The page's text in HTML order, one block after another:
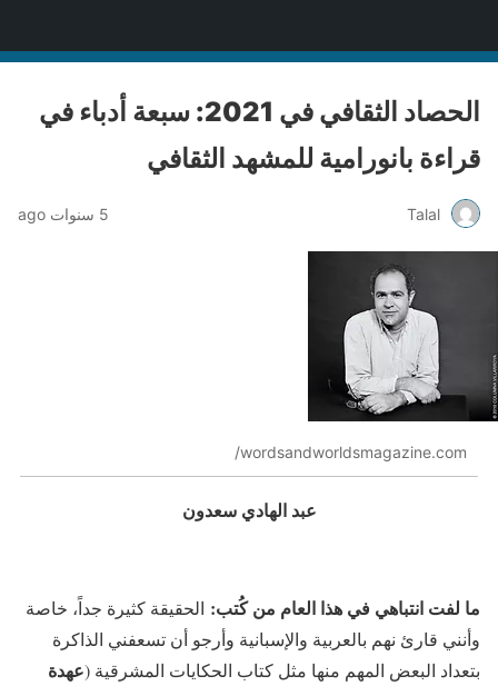
الحصاد الثقافي في 2021: سبعة أدباء في
قراءة بانورامية للمشهد الثقافي
Talal 5 سنوات ago
wordsandworldsmagazine.com/
عبد الهادي سعدون
ما لفت انتباهي في هذا العام من كُتب: الحقيقة كثيرة جداً، خاصة
وأنني قارئ نهم بالعربية والإسبانية وأرجو أن تسعفني الذاكرة
بتعداد البعض المهم منها مثل كتاب الحكايات المشرقية (عهدة